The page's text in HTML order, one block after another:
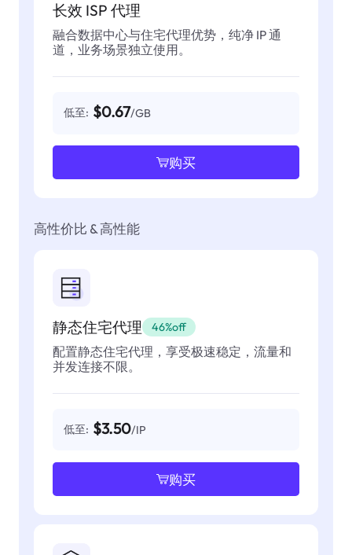
长效 ISP 代理
融合数据中心与住宅代理优势，纯净 IP 通
道，业务场景独立使用。
低至: $0.67/GB
购买
高性价比 & 高性能
静态住宅代理 46%off
配置静态住宅代理，享受极速稳定，流量和
并发连接不限。
低至: $3.50/IP
购买